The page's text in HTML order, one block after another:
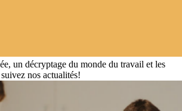
un décryptage du monde du travail et les
nos actualités!